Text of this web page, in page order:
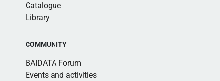
Catalogue
Library
COMMUNITY
BAIDATA Forum
Events and activities